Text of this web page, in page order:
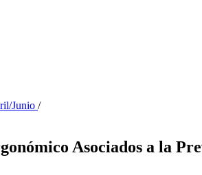
Junio /
Asociados a la